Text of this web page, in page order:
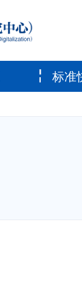
标准